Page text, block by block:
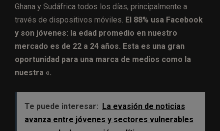
Ghana y Sudáfrica todos los días, principalmente a
través de dispositivos móviles. El 88% usa Facebook
y son jóvenes: la edad promedio en nuestro
mercado es de 22 a 24 años. Esta es una gran
oportunidad para una marca de medios como la
nuestra «.
Te puede interesar: La evasión de noticias
avanza entre jóvenes y sectores vulnerables